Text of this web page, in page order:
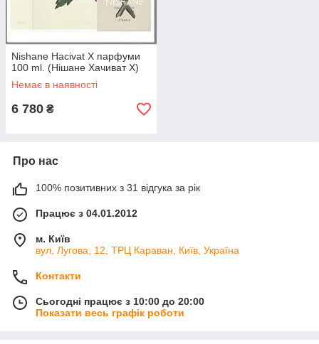
Nishane Hacivat X парфуми
100 ml. (Нішане Хачиват X)
Немає в наявності
6 780 ₴
Про нас
100% позитивних з 31 відгука за рік
Працює з 04.01.2012
м. Київ
вул, Лугова, 12, ТРЦ Караван, Київ, Україна
Контакти
Сьогодні працює з 10:00 до 20:00
Показати весь графік роботи